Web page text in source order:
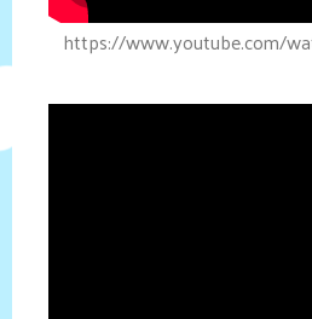
https://www.youtube.com/